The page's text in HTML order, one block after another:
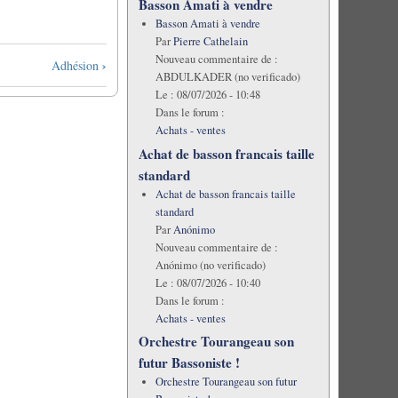
Adhésion ›
Basson Amati à vendre
Basson Amati à vendre
ParPierre Cathelain
Nouveau commentaire de :
ABDULKADER (no verificado)
Le : 08/07/2026 - 10:48
Dans le forum :
Achats - ventes
Achat de basson francais taille
standard
Achat de basson francais taille
standard
ParAnónimo
Nouveau commentaire de :
Anónimo (no verificado)
Le : 08/07/2026 - 10:40
Dans le forum :
Achats - ventes
Orchestre Tourangeau son
futur Bassoniste !
Orchestre Tourangeau son futur